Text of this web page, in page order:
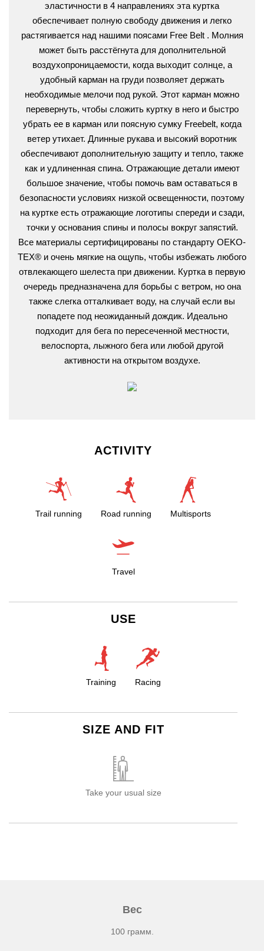
эластичности в 4 направлениях эта куртка
обеспечивает полную свободу движения и легко
растягивается над нашими поясами Free Belt . Молния
может быть расстёгнута для дополнительной
воздухопроницаемости, когда выходит солнце, а
удобный карман на груди позволяет держать
необходимые мелочи под рукой. Этот карман можно
перевернуть, чтобы сложить куртку в него и быстро
убрать ее в карман или поясную сумку Freebelt, когда
ветер утихает. Длинные рукава и высокий воротник
обеспечивают дополнительную защиту и тепло, также
как и удлиненная спина. Отражающие детали имеют
большое значение, чтобы помочь вам оставаться в
безопасности условиях низкой освещенности, поэтому
на куртке есть отражающие логотипы спереди и сзади,
точки у основания спины и полосы вокруг запястий.
Все материалы сертифицированы по стандарту OEKO-
TEX®️ и очень мягкие на ощупь, чтобы избежать любого
отвлекающего шелеста при движении. Куртка в первую
очередь предназначена для борьбы с ветром, но она
также слегка отталкивает воду, на случай если вы
попадете под неожиданный дождик. Идеально
подходит для бега по пересеченной местности,
велоспорта, лыжного бега или любой другой
активности на открытом воздухе.
ACTIVITY
Trail running Road running Multisports
Travel
USE
Training Racing
SIZE AND FIT
Take your usual size
Вес
100 грамм.